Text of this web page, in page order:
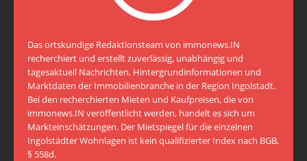
Das ortskundige Redaktionsteam von immonews.IN
recherchiert und erstellt zuverlässig, unabhängig und
tagesaktuell Nachrichten, Hintergrundinformationen und
Marktdaten der Immobilienbranche in der Region Ingolstadt.
Bei den recherchierten Mieten und Kaufpreisen, die von
immonews.IN veröffentlicht werden, handelt es sich um
Markteinschätzungen. Der Mietspiegel für die einzelnen
Ingolstädter Wohnlagen ist kein qualifizierter Index nach BGB,
§ 558d.